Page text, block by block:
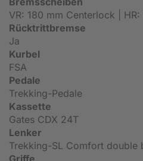
VR: 180 mm Centerlock |
Rücktrittbremse
Ja
Kurbel
FSA
Pedale
Trekking-Pedale
Kassette
Gates CDX 24T
Lenker
Trekking-SL Comfort double